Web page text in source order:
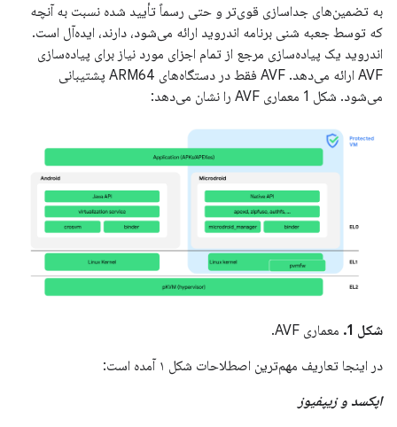
به تضمین‌های جداسازی قوی‌تر و حتی رسماً تأیید شده نسبت به آنچه
که توسط جعبه شنی برنامه اندروید ارائه می‌شود، دارند، ایده‌آل است.
اندروید یک پیاده‌سازی مرجع از تمام اجزای مورد نیاز برای پیاده‌سازی
AVF ارائه می‌دهد. AVF فقط در دستگاه‌های ARM64 پشتیبانی
می‌شود. شکل 1 معماری AVF را نشان می‌دهد:
شکل 1.
معماری AVF.
در اینجا تعاریف مهم‌ترین اصطلاحات شکل ۱ آمده است:
اپکسد و زیپفیوز